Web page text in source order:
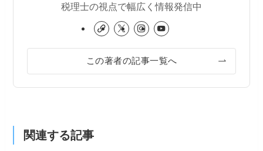
税理士の視点で幅広く情報発信中
この著者の記事一覧へ
関連する記事